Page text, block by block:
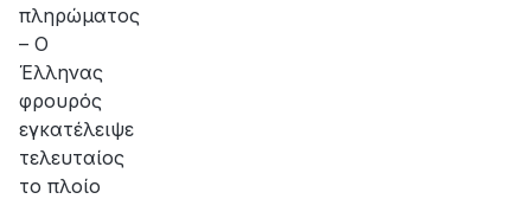
πληρώματος
– Ο
Έλληνας
φρουρός
εγκατέλειψε
τελευταίος
το πλοίο